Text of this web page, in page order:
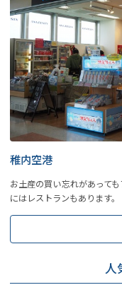
稚内空港
お土産の買い忘れがあって
にはレストランもあります。
人